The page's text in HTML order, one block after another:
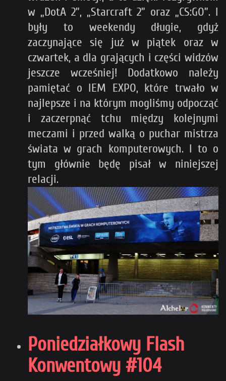
w „DotA 2”, „Starcraft 2” oraz „CS:GO”. I
były to weekendy długie, gdyż
zaczynające się już w piątek oraz w
czwartek, a dla grających i części widzów
jeszcze wcześniej! Dodatkowo należy
pamiętać o IEM EXPO, które trwało w
najlepsze i na którym mogliśmy odpocząć
i zaczerpnąć tchu między kolejnymi
meczami i przed walką o puchar mistrza
świata w grach komputerowych. I to o
tym głównie będę pisał w niniejszej
relacji.
Poniedziałkowy Flash
Konwentowy #104